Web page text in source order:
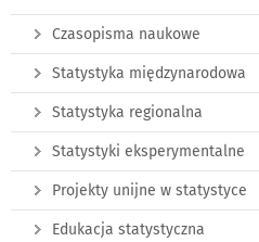
Czasopisma naukowe
Statystyka międzynarodowa
Statystyka regionalna
Statystyki eksperymentalne
Projekty unijne w statystyce
Edukacja statystyczna